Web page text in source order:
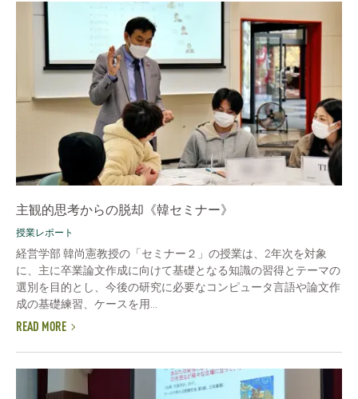
主観的思考からの脱却《韓セミナー》
授業レポート
経営学部 韓尚憲教授の「セミナー２」の授業は、2年次を対象
に、主に卒業論文作成に向けて基礎となる知識の習得とテーマの
選別を目的とし、今後の研究に必要なコンピュータ言語や論文作
成の基礎練習、ケースを用...
READ MORE